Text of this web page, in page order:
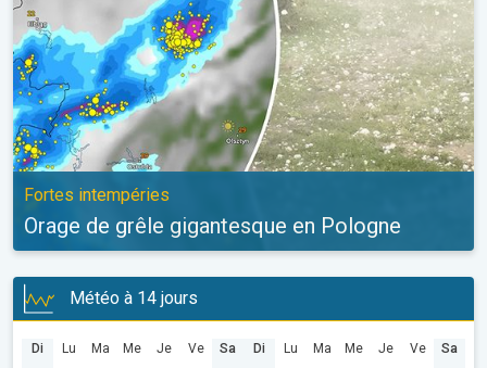
Fortes intempéries
Orage de grêle gigantesque en Pologne
Météo à 14 jours
Di Lu Ma Me Je Ve Sa Di Lu Ma Me Je Ve Sa